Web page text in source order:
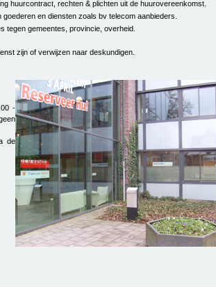
huurcontract, rechten & plichten uit de huurovereenkomst.
en diensten zoals bv telecom aanbieders.
tegen gemeentes, provincie, overheid.
zijn of verwijzen naar deskundigen.
-
de